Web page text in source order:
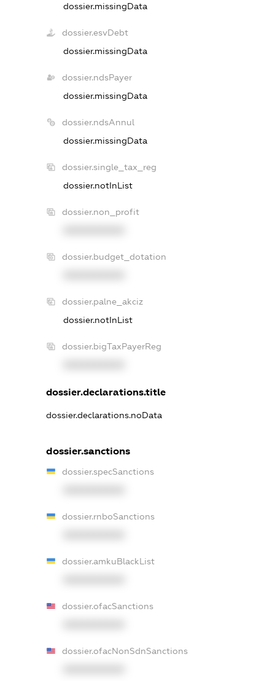
dossier.missingData
dossier.esvDebt
dossier.missingData
dossier.ndsPayer
dossier.missingData
dossier.ndsAnnul
dossier.missingData
dossier.single_tax_reg
dossier.notInList
dossier.non_profit
dossier.budget_dotation
dossier.palne_akciz
dossier.notInList
dossier.bigTaxPayerReg
dossier.declarations.title
dossier.declarations.noData
dossier.sanctions
dossier.specSanctions
dossier.rnboSanctions
dossier.amkuBlackList
dossier.ofacSanctions
dossier.ofacNonSdnSanctions